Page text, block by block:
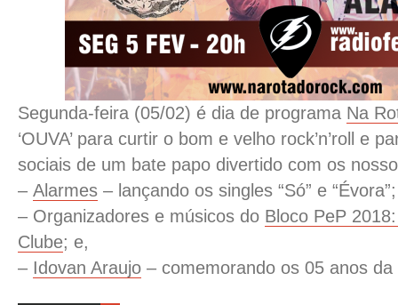
Segunda-feira (05/02) é dia de programa Na
‘OUVA’ para curtir o bom e velho rock’n’roll e
sociais de um bate papo divertido com os
– Alarmes – lançando os singles “Só” e “Évora”;
– Organizadores e músicos do Bloco PeP
Clube; e,
– Idovan Araujo – comemorando os 05 anos da